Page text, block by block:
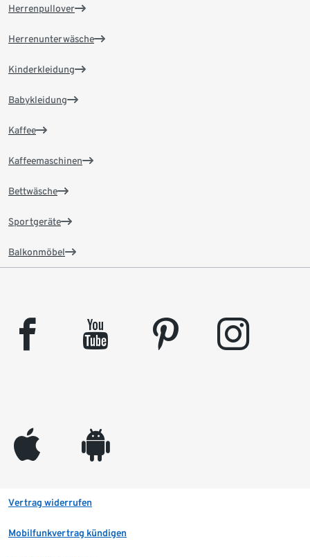
Herrenpullover
Herrenunterwäsche
Kinderkleidung
Babykleidung
Kaffee
Kaffeemaschinen
Bettwäsche
Sportgeräte
Balkonmöbel
facebook youtube pinterest instagram
appleinc android
Vertrag widerrufen
Mobilfunkvertrag kündigen